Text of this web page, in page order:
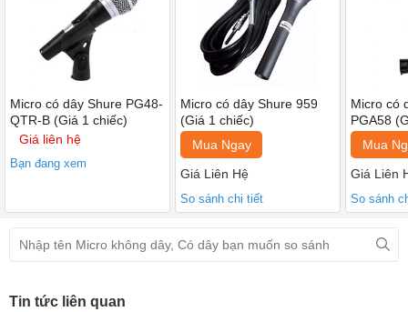
có thể chống chịu được sự bào mòn và sự khắc nghiệt của việc sử
dụng liên tục.
- Bộ lọc “pop” được tích hợp làm giảm âm thanh của hơi thở và
tiếng ồn của gió.
- Sản phẩm có kèm dây micro 15ft (~4,57m) và một kẹp chống rơi
mic cao cấp, túi da đựng mic của Shure.
Micro có dây Shure PG48-
QTR-B (Giá 1 chiếc)
Giá liên hệ
Bạn đang xem
Micro có dây Shure 959
(Giá 1 chiếc)
Mua Ngay
Giá Liên Hệ
So sánh chi tiết
Micro có
PGA58
Mua
Giá Liên
So sánh
Tin tức liên quan